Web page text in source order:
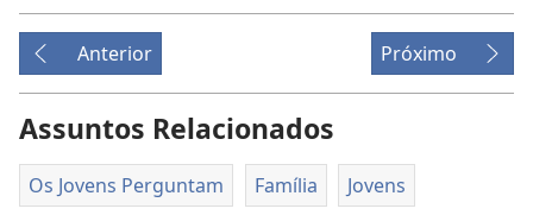
Anterior Próximo
Assuntos Relacionados
Os Jovens Perguntam Família Jovens